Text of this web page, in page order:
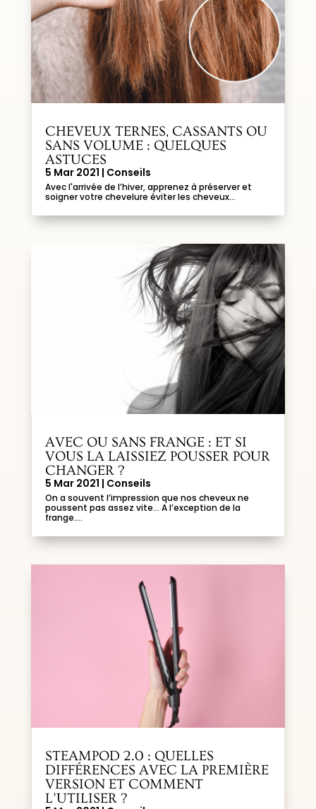
CHEVEUX TERNES, CASSANTS OU
SANS VOLUME : QUELQUES
ASTUCES
5 Mar 2021 | Conseils
Avec l'arrivée de l’hiver, apprenez à préserver et
soigner votre chevelure éviter les cheveux...
AVEC OU SANS FRANGE : ET SI
VOUS LA LAISSIEZ POUSSER POUR
CHANGER ?
5 Mar 2021 | Conseils
On a souvent l’impression que nos cheveux ne
poussent pas assez vite… A l’exception de la
frange....
STEAMPOD 2.0 : QUELLES
DIFFÉRENCES AVEC LA PREMIÈRE
VERSION ET COMMENT
L’UTILISER ?